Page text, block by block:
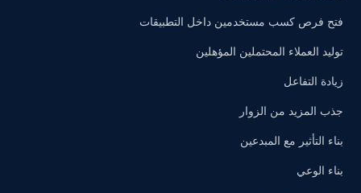
فتح فرص كسب مستخدمين داخل التطبيقات
توليد العملاء المحتملين المؤهلين
زيادة التفاعل
جذب المزيد من الزوار
بناء التأثير مع المبدعين
بناء الوعي